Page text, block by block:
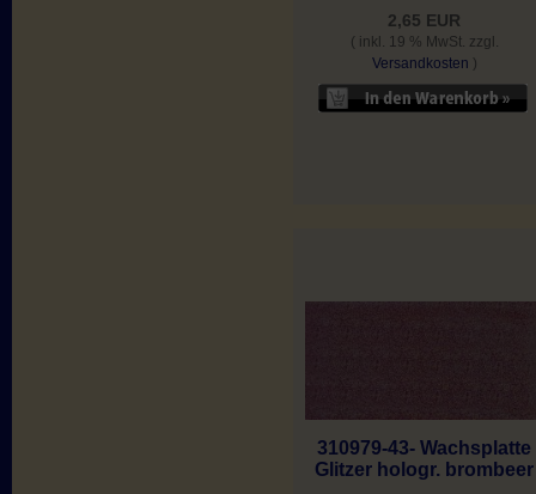
2,65 EUR
( inkl. 19 % MwSt. zzgl.
Versandkosten )
310979-43- Wachsplatte
Glitzer hologr. brombeer